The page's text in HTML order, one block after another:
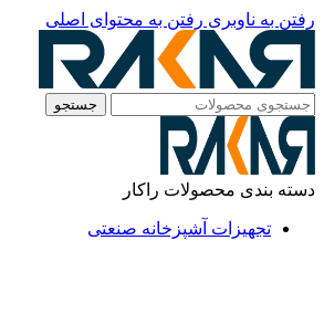
رفتن به ناوبری رفتن به محتوای اصلی
جستجو
دسته بندی محصولات راکار
تجهیزات آشپزخانه صنعتی